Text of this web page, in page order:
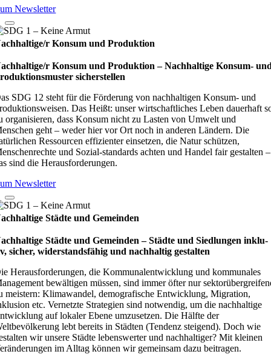
Newsletter
r Konsum und Produktion
r Konsum und Produktion – Nach­hal­tige Kon­sum-
sicher­stel­len
SDG 12 steht für die Förderung von nachhaltigen Konsum- und
Das Heißt: unser wirtschaftliches Leben dauerhaft
organisieren, dass Konsum nicht zu Lasten von Umwelt und
geht – weder hier vor Ort noch in anderen Ländern. Die
Ressourcen effizienter einsetzen, die Natur schützen,
und Sozial-standards achten und Handel fair gestalten –
sind die Herausforderungen.
Newsletter
Städte und Gemeinden
Städte und Gemeinden – Städte und Sied­lun­gen inklu­
sicher, wider­stands­fä­hig und nach­hal­tig gestal­ten
Herausforderungen, die Kommunalentwicklung und kommunales
bewältigen müssen, sind immer öfter nur
meistern: Klimawandel, demografische Entwicklung, Migration,
etc. Vernetzte Strategien sind notwendig, um die nachhaltige
auf lokaler Ebene umzusetzen. Die Hälfte der
lebt bereits in Städten (Tendenz steigend). Doch wie
wir unsere Städte lebenswerter und nachhaltiger? Mit kleinen
im Alltag können wir gemeinsam dazu beitragen.